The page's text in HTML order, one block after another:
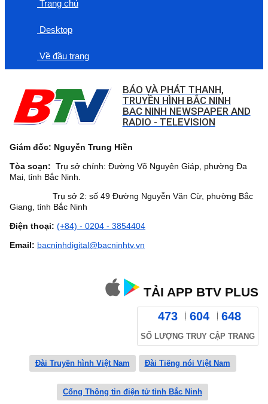
Trang chủ
Desktop
Về đầu trang
BÁO VÀ PHÁT THANH,
TRUYỀN HÌNH BẮC NINH
BAC NINH NEWSPAPER AND
RADIO - TELEVISION
Giám đốc: Nguyễn Trung Hiền
Tòa soạn: Trụ sở chính: Đường Võ Nguyên Giáp, phường Đa
Mai, tỉnh Bắc Ninh.
Trụ sở 2: số 49 Đường Nguyễn Văn Cừ, phường Bắc
Giang, tỉnh Bắc Ninh
Điện thoại: (+84) - 0204 - 3854404
Email: bacninhdigital@bacninhtv.vn
TẢI APP BTV PLUS
473 604 648
SỐ LƯỢNG TRUY CẬP TRANG
Đài Truyền hình Việt Nam Đài Tiếng nói Việt Nam
Cổng Thông tin điện tử tỉnh Bắc Ninh